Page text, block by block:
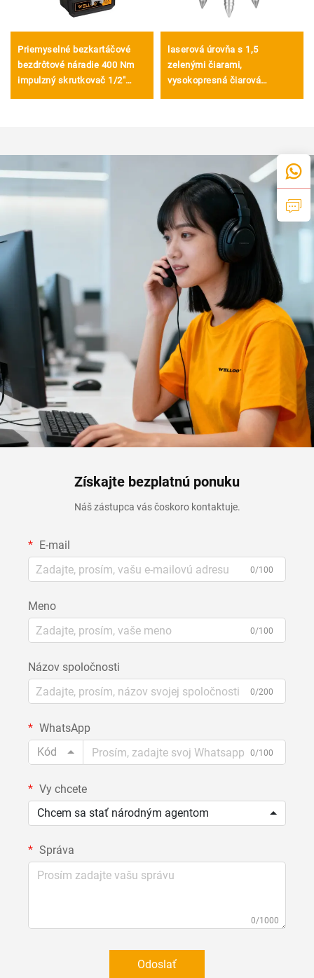
Priemyselné bezkartáčové
bezdrôtové náradie 400 Nm
impulzný skrutkovač 1/2"
laserová úrovňa s 1,5
zelenými čiarami,
vysokopresná čiarová
Získajte bezplatnú ponuku
Náš zástupca vás čoskoro kontaktuje.
E-mail
0/100
Meno
0/100
Názov spoločnosti
0/200
WhatsApp
Kód
0/100
Vy chcete
Chcem sa stať národným agentom
Správa
0/1000
Odoslať